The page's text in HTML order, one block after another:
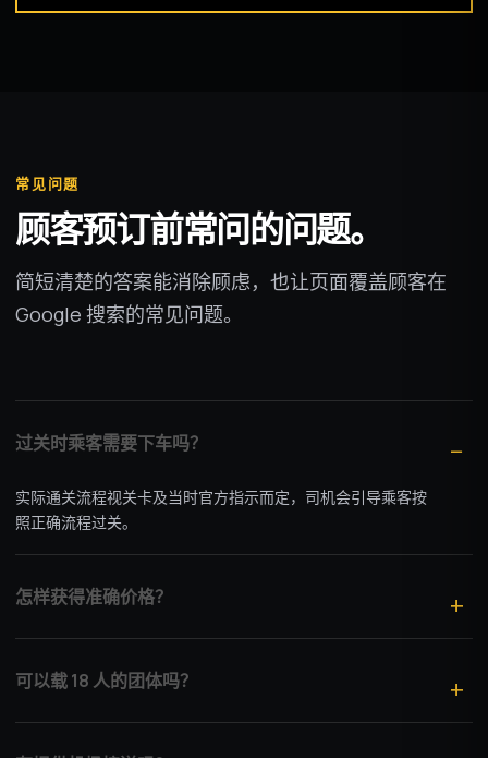
常见问题
顾客预订前常问的问题。
简短清楚的答案能消除顾虑，也让页面覆盖顾客在
Google 搜索的常见问题。
过关时乘客需要下车吗？
实际通关流程视关卡及当时官方指示而定，司机会引导乘客按
照正确流程过关。
怎样获得准确价格？
可以载 18 人的团体吗？